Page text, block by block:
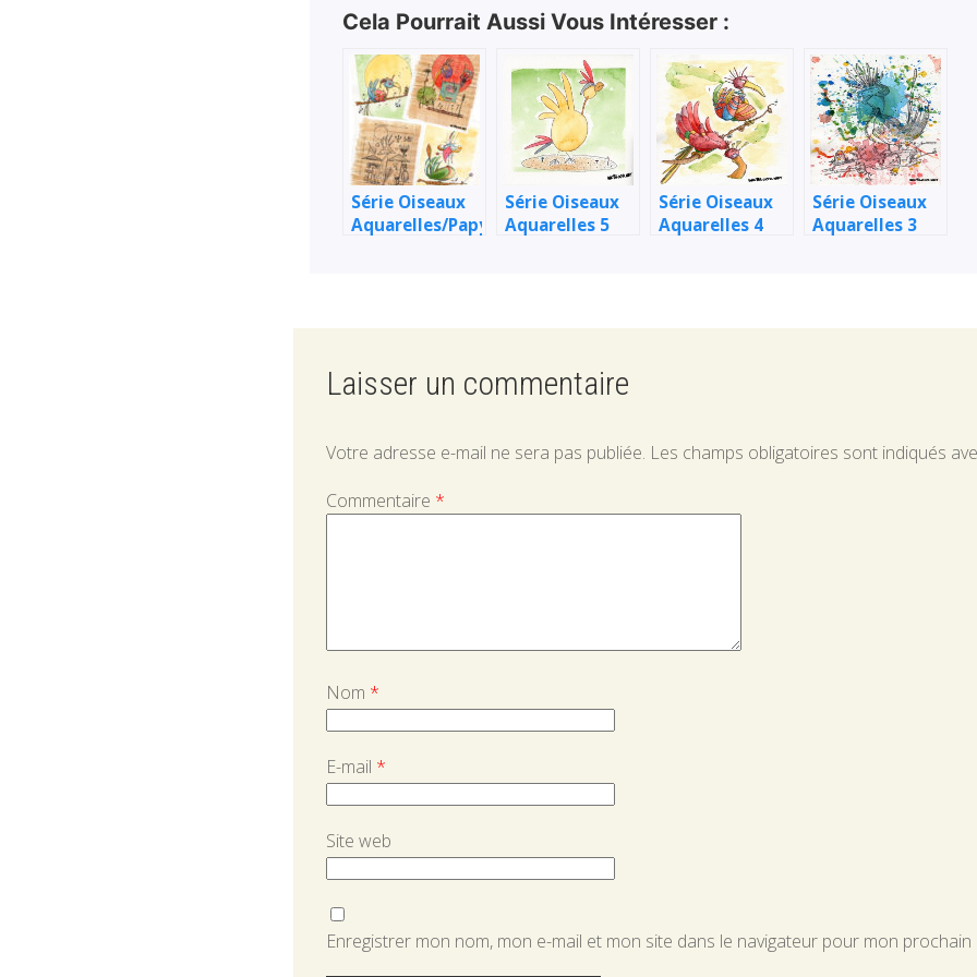
Cela Pourrait Aussi Vous Intéresser :
Série Oiseaux
Aquarelles/Papyrus
Série Oiseaux
Aquarelles 5
Série Oiseaux
Aquarelles 4
Série Oiseaux
Aquarelles 3
Laisser un commentaire
Votre adresse e-mail ne sera pas publiée. Les champs obligatoires sont indiqués
Commentaire *
Nom *
E-mail *
Site web
Enregistrer mon nom, mon e-mail et mon site dans le navigateur pour mon